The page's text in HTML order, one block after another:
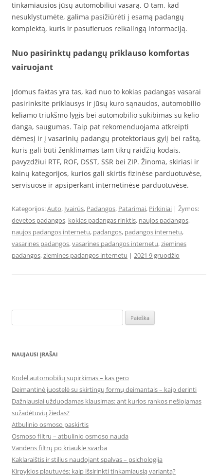
tinkamiausios jūsų automobiliui vasarą. O tam, kad
nesuklystumėte, galima pasižiūrėti į esamą padangų
komplektą, kuris ir pasufleruos reikalingą informaciją.
Nuo pasirinktų padangų priklauso komfortas
vairuojant
Įdomus faktas yra tas, kad nuo to kokias padangas vasarai
pasirinksite priklausys ir jūsų kuro sąnaudos, automobilio
keliamo triukšmo lygis bei automobilio sukibimas su kelio
danga, saugumas. Taip pat rekomenduojama atkreipti
dėmesį ir į vasarinių padangų protektoriaus gylį bei raštą,
kuris gali būti ženklinamas tam tikrų raidžių kodais,
pavyzdžiui RTF, ROF, DSST, SSR bei ZIP. Žinoma, skiriasi ir
kainų kategorijos, kurios gali skirtis fizinėse parduotuvėse,
servisuose ir apsiperkant internetinėse parduotuvėse.
Kategorijos:Auto, Įvairūs, Padangos, Patarimai, Pirkiniai | Žymos:
devetos padangos, kokias padangas rinktis, naujos padangos,
naujos padangos internetu, padangos, padangos internetu,
vasarines padangos,vasarines padangos internetu,ziemines
padangos,ziemines padangos internetu | 2021 9 gruodžio
NAUJAUSI ĮRAŠAI
Kodėl automobilių supirkimas – kas gero
Deimantinė juostelė su skirtingų formų deimantais – kaip derinti
Dažniausiai užduodamas klausimas: ant kurios rankos nešiojamas
sužadėtuvių žiedas?
Atbulinio osmoso paskirtis
Osmoso filtrų – atbulinio osmoso nauda
Vandens filtrų po kriaukle svarba
Kaklaraištis ir stilius naudojant spalvas – psichologija
Kirpyklos plautuvės: kaip išsirinkti tinkamiausią variantą?